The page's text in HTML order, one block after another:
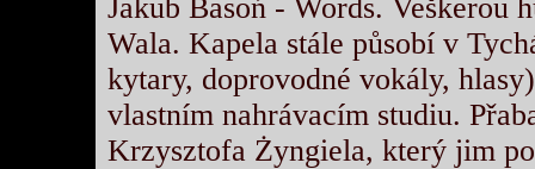
Jakub Basoń - Words.
Wala. Kapela stále působí v
kytary, doprovodné vokály,
vlastním nahrávacím studiu.
Krzysztofa Żyngiela, který jim